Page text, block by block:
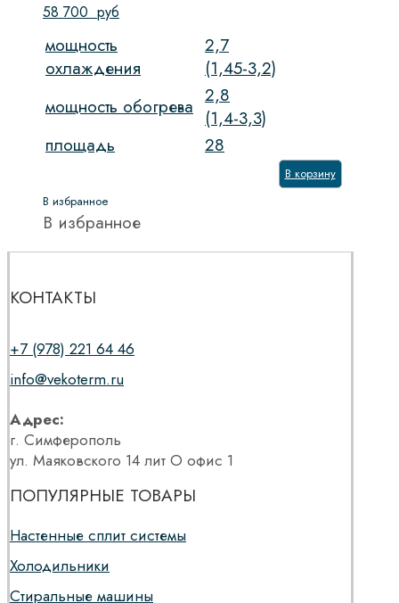
58 700 руб
мощность
охлаждения
2,7
(1,45-3,2)
мощность обогрева 2,8
(1,4-3,3)
площадь
28
В корзину
В избранное
В избранное
КОНТАКТЫ
+7 (978) 221 64 46
info@vekoterm.ru
Адрес:
г. Симферополь
ул. Маяковского 14 лит О офис 1
ПОПУЛЯРНЫЕ ТОВАРЫ
Настенные сплит системы
Холодильники
Стиральные машины